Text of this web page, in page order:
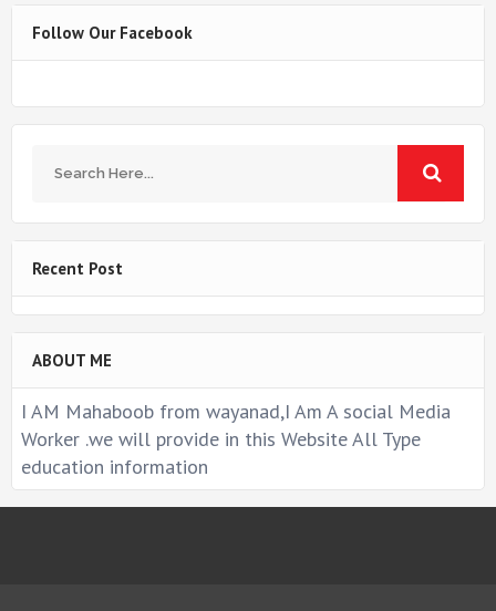
Follow Our Facebook
Recent Post
ABOUT ME
I AM Mahaboob from wayanad,I Am A social Media
Worker .we will provide in this Website All Type
education information